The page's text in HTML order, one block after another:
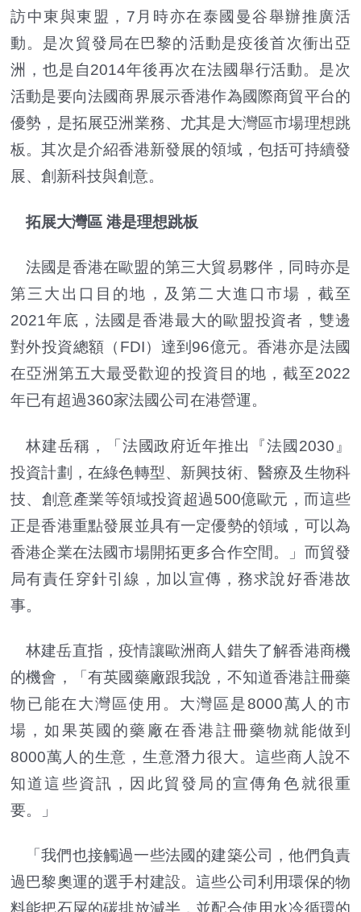
訪中東與東盟，7月時亦在泰國曼谷舉辦推廣活
動。是次貿發局在巴黎的活動是疫後首次衝出亞
洲，也是自2014年後再次在法國舉行活動。是次
活動是要向法國商界展示香港作為國際商貿平台的
優勢，是拓展亞洲業務、尤其是大灣區市場理想跳
板。其次是介紹香港新發展的領域，包括可持續發
展、創新科技與創意。
拓展大灣區 港是理想跳板
法國是香港在歐盟的第三大貿易夥伴，同時亦是
第三大出口目的地，及第二大進口市場，截至
2021年底，法國是香港最大的歐盟投資者，雙邊
對外投資總額（FDI）達到96億元。香港亦是法國
在亞洲第五大最受歡迎的投資目的地，截至2022
年已有超過360家法國公司在港營運。
林建岳稱，「法國政府近年推出『法國2030』
投資計劃，在綠色轉型、新興技術、醫療及生物科
技、創意產業等領域投資超過500億歐元，而這些
正是香港重點發展並具有一定優勢的領域，可以為
香港企業在法國市場開拓更多合作空間。」而貿發
局有責任穿針引線，加以宣傳，務求說好香港故
事。
林建岳直指，疫情讓歐洲商人錯失了解香港商機
的機會，「有英國藥廠跟我說，不知道香港註冊藥
物已能在大灣區使用。大灣區是8000萬人的市
場，如果英國的藥廠在香港註冊藥物就能做到
8000萬人的生意，生意潛力很大。這些商人說不
知道這些資訊，因此貿發局的宣傳角色就很重
要。」
「我們也接觸過一些法國的建築公司，他們負責
過巴黎奧運的選手村建設。這些公司利用環保的物